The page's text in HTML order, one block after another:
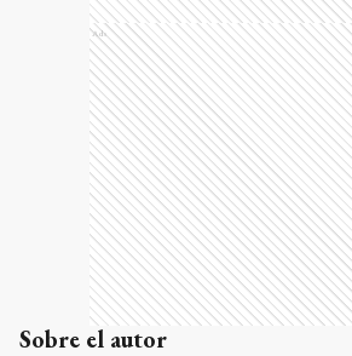
Ads
Sobre el autor